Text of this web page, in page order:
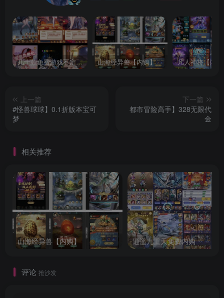
几十款免费游戏不定时更新自行测试 山海经异兽【内购】 凡人神将【内
上一篇
#怪兽球球】0.1折版本宝可
梦
下一篇
都市冒险高手】328无限代
金
相关推荐
山海经异兽【内购】 逍遥九重天免费内购
评论 抢沙发